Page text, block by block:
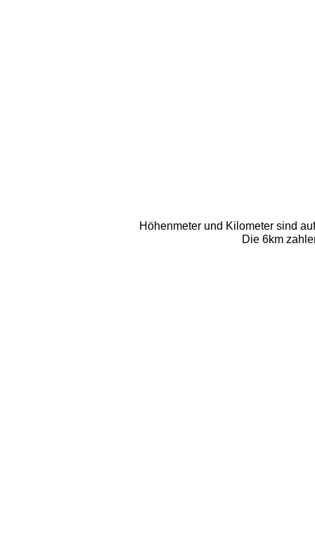
Höhenmeter und Kilometer sind
Die 6km